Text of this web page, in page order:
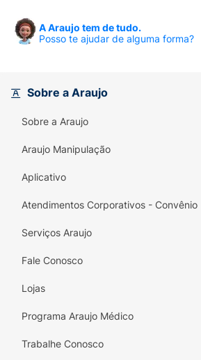
A Araujo tem de tudo.
Posso te ajudar de alguma forma?
Sobre a Araujo
Sobre a Araujo
Araujo Manipulação
Aplicativo
Atendimentos Corporativos - Convênio
Serviços Araujo
Fale Conosco
Lojas
Programa Araujo Médico
Trabalhe Conosco